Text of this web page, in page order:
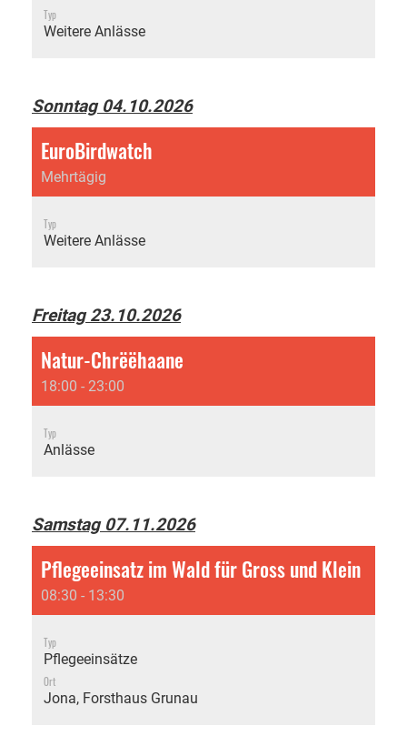
Typ
Weitere Anlässe
Sonntag 04.10.2026
EuroBirdwatch
Mehrtägig
Typ
Weitere Anlässe
Freitag 23.10.2026
Natur-Chrëëhaane
18:00 - 23:00
Typ
Anlässe
Samstag 07.11.2026
Pflegeeinsatz im Wald für Gross und Klein
08:30 - 13:30
Typ
Pflegeeinsätze
Ort
Jona, Forsthaus Grunau